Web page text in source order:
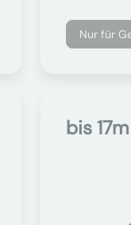
Nur für
bis